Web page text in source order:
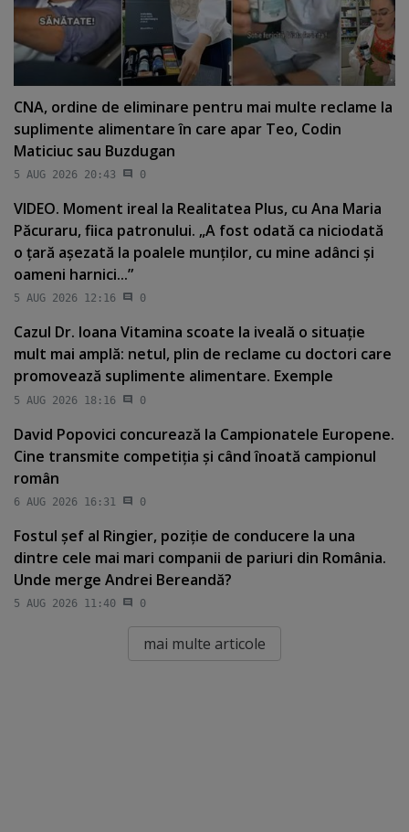
CNA, ordine de eliminare pentru mai multe reclame la
suplimente alimentare în care apar Teo, Codin
Maticiuc sau Buzdugan
5 AUG 2026 20:43 0
VIDEO. Moment ireal la Realitatea Plus, cu Ana Maria
Păcuraru, fiica patronului. „A fost odată ca niciodată
o ţară aşezată la poalele munţilor, cu mine adânci şi
oameni harnici...”
5 AUG 2026 12:16 0
Cazul Dr. Ioana Vitamina scoate la iveală o situaţie
mult mai amplă: netul, plin de reclame cu doctori care
promovează suplimente alimentare. Exemple
5 AUG 2026 18:16 0
David Popovici concurează la Campionatele Europene.
Cine transmite competiţia şi când înoată campionul
român
6 AUG 2026 16:31 0
Fostul şef al Ringier, poziţie de conducere la una
dintre cele mai mari companii de pariuri din România.
Unde merge Andrei Bereandă?
5 AUG 2026 11:40 0
mai multe articole